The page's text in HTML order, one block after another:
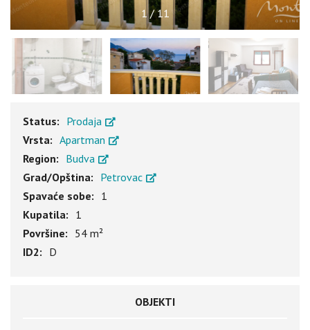
1/11
Status: Prodaja
Vrsta: Apartman
Region: Budva
Grad/Opština: Petrovac
Spavaće sobe: 1
Kupatila: 1
Površine: 54 m²
ID2: D
OBJEKTI